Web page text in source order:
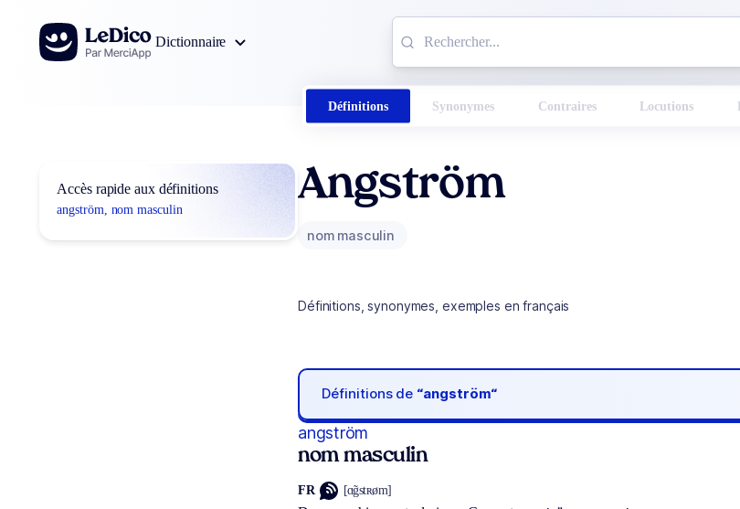
Aller au contenu
Dictionnaire
Définitions Synonymes Contraires Locutions
Accès rapide aux définitions
angström, nom masculin
Angström
nom masculin
Définitions, synonymes, exemples en français
Définitions de “angström“
angström
nom masculin
FR [ɑ̃gstʀøm]